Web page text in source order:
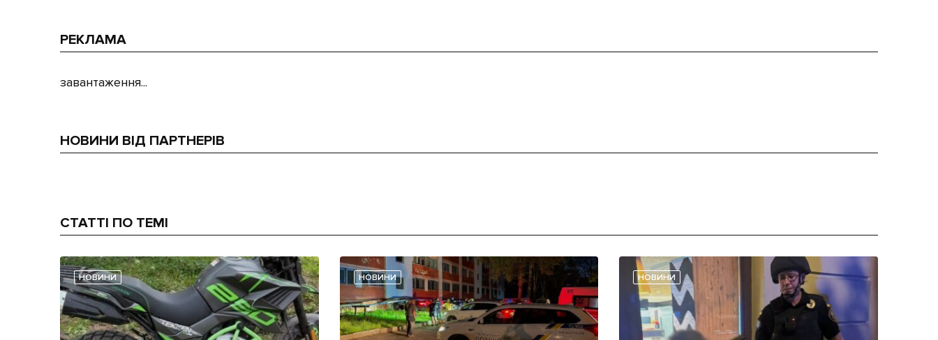
РЕКЛАМА
завантаження...
НОВИНИ ВІД ПАРТНЕРІВ
СТАТТІ ПО ТЕМІ
НОВИНИ НОВИНИ НОВИНИ